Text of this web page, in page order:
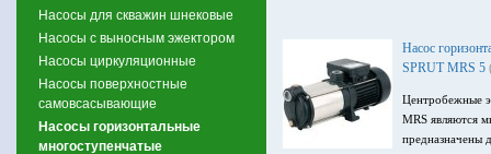
Насосы для скважин шнековые
Насосы с выносным эжектором
Насосы циркуляционные
Насосы поверхностные
самовсасывающие
Насосы горизонтальные
многоступенчатые
Насос
SPRUT MRS 5
Центробежные
MRS являются
предназначены